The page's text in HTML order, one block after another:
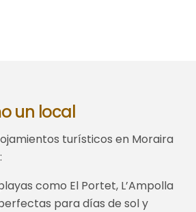
un local
turísticos en Moraira
como El Portet, L’Ampolla
para días de sol y